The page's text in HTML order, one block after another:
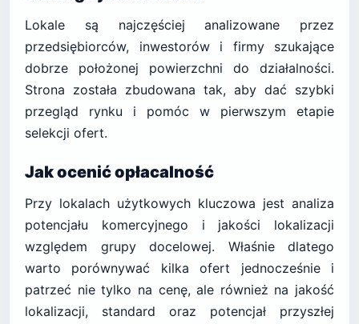
Lokale są najczęściej analizowane przez
przedsiębiorców, inwestorów i firmy szukające
dobrze położonej powierzchni do działalności.
Strona została zbudowana tak, aby dać szybki
przegląd rynku i pomóc w pierwszym etapie
selekcji ofert.
Jak ocenić opłacalność
Przy lokalach użytkowych kluczowa jest analiza
potencjału komercyjnego i jakości lokalizacji
względem grupy docelowej. Właśnie dlatego
warto porównywać kilka ofert jednocześnie i
patrzeć nie tylko na cenę, ale również na jakość
lokalizacji, standard oraz potencjał przyszłej